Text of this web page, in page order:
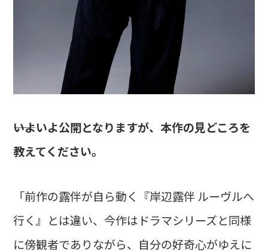
――いよいよ公開となりますが、本作の見どころを
教えてください。
「前作の露伴が自ら動く『岸辺露伴 ルーヴルへ
行く』とは違い、今作はドラマシリーズと同様
に傍観者でありながら、自分の好奇心がゆえに